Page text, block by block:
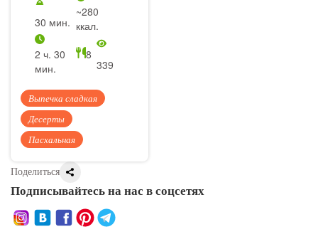
30 мин.
~280
ккал.
2 ч. 30
мин.
8
339
Выпечка сладкая
Десерты
Пасхальная
Поделиться
Подписывайтесь на нас в соцсетях